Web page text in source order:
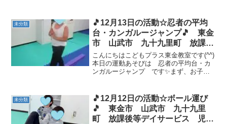
年間、充実した学校生活が送れますよう
に😉今日の東金教室は...
未分類
🎵12月13日の活動☆忍者の平均
台・カンガルージャンプ🎵 東金
市 山武市 九十九里町 放課後
等デイサービス 児童発達支援
運動療育 教室見学
こんにちはこどもプラス東金教室です(^^)
本日の運動あそびは 忍者の平均台・カ
ンガルージャンプ です✨まず、お子様
手に渡れましたヾ(≧▽≦)ﾉ次のハードルや
カンガルージ...
未分類
🎵12月12日の活動☆ボール運び
🎵 東金市 山武市 九十九里
町 放課後等デイサービス 児童